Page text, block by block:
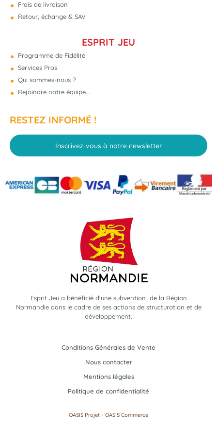
Frais de livraison
Retour, échange & SAV
ESPRIT JEU
Programme de Fidélité
Services Pros
Qui sommes-nous ?
Rejoindre notre équipe...
RESTEZ INFORMÉ !
Inscrivez-vous à notre newsletter
Esprit Jeu a bénéficié d'une subvention de la Région
Normandie dans le cadre de ses actions de structuration et de
développement.
Conditions Générales de Vente
Nous contacter
Mentions légales
Politique de confidentialité
OASIS Projet - OASIS Commerce